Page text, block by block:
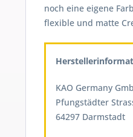
noch eine eigene
flexible und matte
KAO Germany
Pfungstädter
64297 Darmstadt